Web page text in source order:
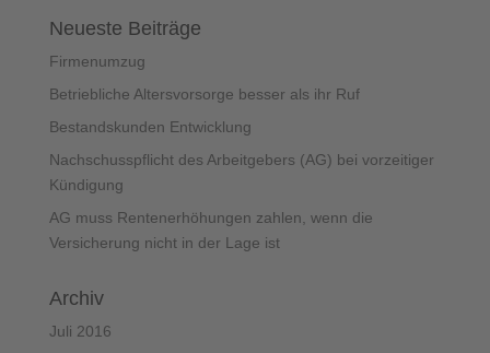
Neueste Beiträge
Firmenumzug
Betriebliche Altersvorsorge besser als ihr Ruf
Bestandskunden Entwicklung
Nachschusspflicht des Arbeitgebers (AG) bei vorzeitiger
Kündigung
AG muss Rentenerhöhungen zahlen, wenn die
Versicherung nicht in der Lage ist
Archiv
Juli 2016